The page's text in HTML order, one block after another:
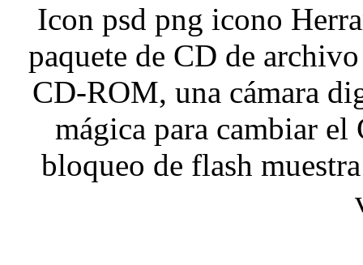
Icon psd png icono
paquete de CD de
CD-ROM, una cámara
mágica para cambiar
bloqueo de flash